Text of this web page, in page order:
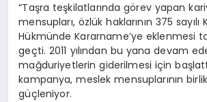
“Taşra teşkilatlarında görev yapan
mensupları, özlük haklarının 375 sayılı
Hükmünde Kararname’ye eklenmesi
geçti. 2011 yılından bu yana devam
mağduriyetlerin giderilmesi için
kampanya, meslek mensuplarının birlik
güçleniyor.